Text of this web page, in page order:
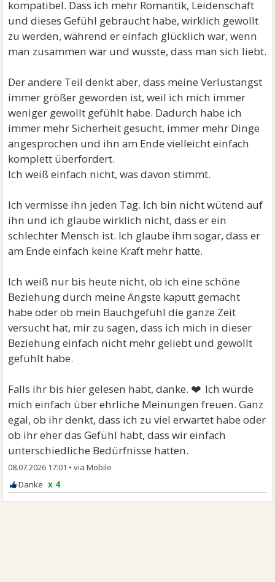
kompatibel. Dass ich mehr Romantik, Leidenschaft
und dieses Gefühl gebraucht habe, wirklich gewollt
zu werden, während er einfach glücklich war, wenn
man zusammen war und wusste, dass man sich liebt.
Der andere Teil denkt aber, dass meine Verlustangst
immer größer geworden ist, weil ich mich immer
weniger gewollt gefühlt habe. Dadurch habe ich
immer mehr Sicherheit gesucht, immer mehr Dinge
angesprochen und ihn am Ende vielleicht einfach
komplett überfordert.
Ich weiß einfach nicht, was davon stimmt.
Ich vermisse ihn jeden Tag. Ich bin nicht wütend auf
ihn und ich glaube wirklich nicht, dass er ein
schlechter Mensch ist. Ich glaube ihm sogar, dass er
am Ende einfach keine Kraft mehr hatte.
Ich weiß nur bis heute nicht, ob ich eine schöne
Beziehung durch meine Ängste kaputt gemacht
habe oder ob mein Bauchgefühl die ganze Zeit
versucht hat, mir zu sagen, dass ich mich in dieser
Beziehung einfach nicht mehr geliebt und gewollt
gefühlt habe.
Falls ihr bis hier gelesen habt, danke. ❤ Ich würde
mich einfach über ehrliche Meinungen freuen. Ganz
egal, ob ihr denkt, dass ich zu viel erwartet habe oder
ob ihr eher das Gefühl habt, dass wir einfach
unterschiedliche Bedürfnisse hatten.
08.07.2026 17:01 •
x 4